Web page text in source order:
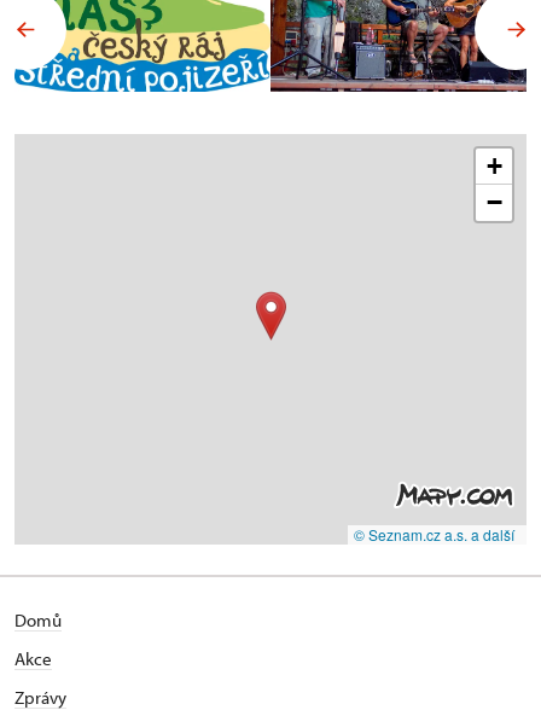
+
−
© Seznam.cz a.s. a další
Domů
Akce
Zprávy